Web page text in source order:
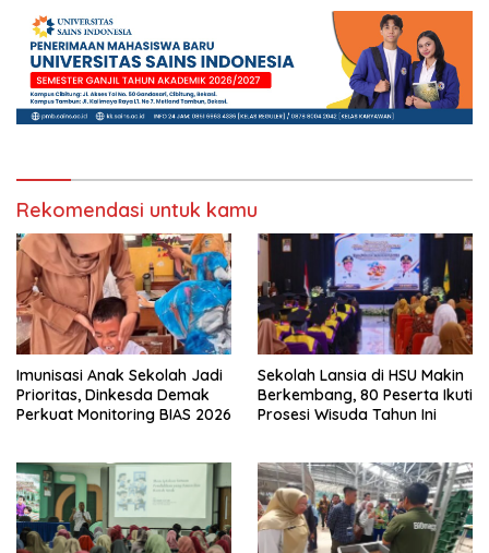
Rekomendasi untuk kamu
Imunisasi Anak Sekolah Jadi
Prioritas, Dinkesda Demak
Perkuat Monitoring BIAS 2026
Sekolah Lansia di HSU Makin
Berkembang, 80 Peserta Ikuti
Prosesi Wisuda Tahun Ini